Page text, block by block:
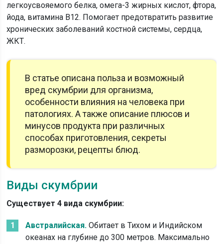
легкоусвояемого белка, омега-3 жирных кислот, фтора,
йода, витамина В12. Помогает предотвратить развитие
хронических заболеваний костной системы, сердца,
ЖКТ.
В статье описана польза и возможный
вред скумбрии для организма,
особенности влияния на человека при
патологиях. А также описание плюсов и
минусов продукта при различных
способах приготовления, секреты
разморозки, рецепты блюд.
Виды скумбрии
Существует 4 вида скумбрии:
Австралийская. Обитает в Тихом и Индийском
океанах на глубине до 300 метров. Максимально